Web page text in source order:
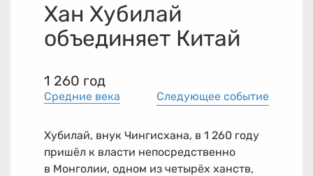
Хан Хубилай
объединяет Китай
1 260 год
Средние века Следующее событие
Хубилай, внук Чингисхана, в 1 260 году
пришёл к власти непосредственно
в Монголии, одном из четырёх ханств,